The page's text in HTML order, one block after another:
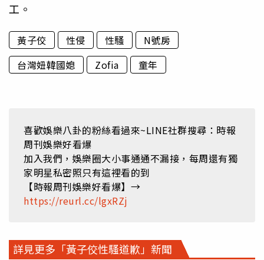
工。
黃子佼 性侵 性騷
N號房
台灣妞韓國媳
Zofia 童年
喜歡娛樂八卦的粉絲看過來~LINE社群搜尋：時報
周刊娛樂好看爆
加入我們，娛樂圈大小事通通不漏接，每周還有獨
家明星私密照只有這裡看的到
【時報周刊娛樂好看爆】→
https://reurl.cc/lgxRZj
詳見更多「黃子佼性騷道歉」新聞